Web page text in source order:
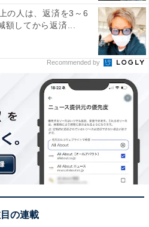
の人は、返済を3～6
額してから返済...
Recommended by
の連載